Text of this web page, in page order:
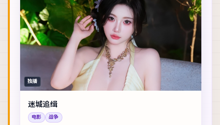
独播
迷城追缉
电影 战争